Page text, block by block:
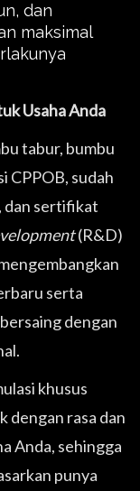
dan
maksimal
Usaha Anda
tabur, bumbu
CPPOB, sudah
dan sertifikat
(R&D)
serta
dengan
khusus
dengan rasa dan
Anda, sehingga
punya